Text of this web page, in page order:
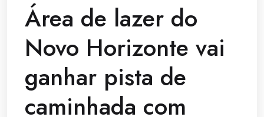
Área de lazer do
Novo Horizonte vai
ganhar pista de
caminhada com